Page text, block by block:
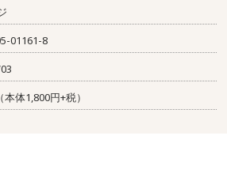
01161-8
本体1,800円+税）